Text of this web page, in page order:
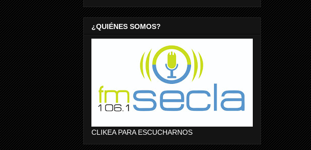
¿QUIÉNES SOMOS?
CLIKEA PARA ESCUCHARNOS